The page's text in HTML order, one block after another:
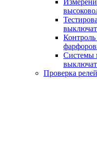
Контроль
Системы
Проверка